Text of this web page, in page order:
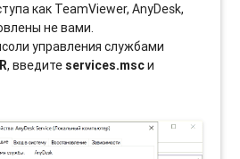
как TeamViewer, AnyDesk,
не вами.
управления службами
, введите services.mscи